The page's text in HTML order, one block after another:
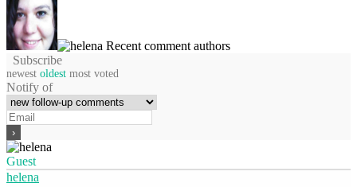
Recent comment authors
Subscribe
newest oldest most voted
Notify of
Guest
helena